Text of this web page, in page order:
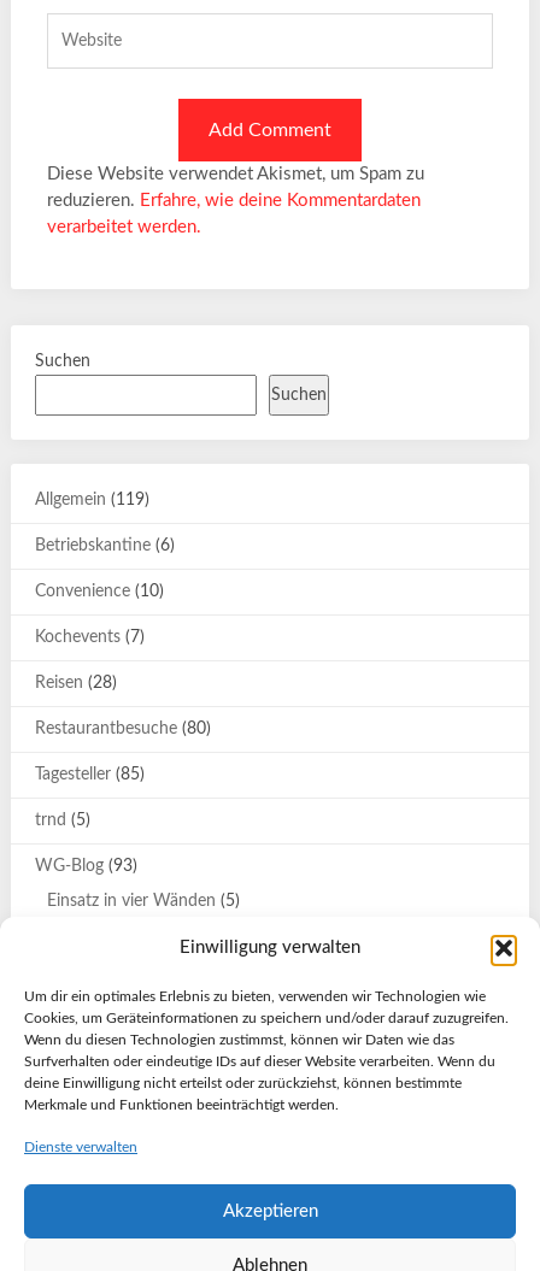
Einwilligung verwalten
Um dir ein optimales Erlebnis zu bieten, verwenden wir Technologien wie
Cookies, um Geräteinformationen zu speichern und/oder darauf zuzugreifen.
Wenn du diesen Technologien zustimmst, können wir Daten wie das
Surfverhalten oder eindeutige IDs auf dieser Website verarbeiten. Wenn du
deine Einwilligung nicht erteilst oder zurückziehst, können bestimmte
Merkmale und Funktionen beeinträchtigt werden.
Dienste verwalten
Akzeptieren
Ablehnen
Diese Website verwendet Akismet, um Spam zu
reduzieren. Erfahre, wie deine Kommentardaten
verarbeitet werden.
Suchen
Suchen
Allgemein (119)
Betriebskantine(6)
Convenience(10)
Kochevents(7)
Reisen (28)
Restaurantbesuche(80)
Tagesteller(85)
trnd (5)
WG-Blog(93)
Einsatz in vier Wänden (5)
Katrin und Svenja auf großer Tour(7)
Olessja(2)
Stockholm-Urlaub(4)